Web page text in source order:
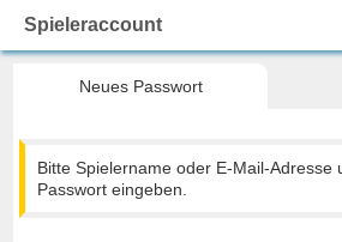
Spieleraccount
Neues Passwort
Bitte Spielername oder E-Mail-Adresse
Passwort eingeben.